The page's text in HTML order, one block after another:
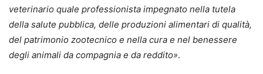
veterinario quale professionista impegnato nella tutela
della salute pubblica, delle produzioni alimentari di qualità,
del patrimonio zootecnico e nella cura e nel benessere
degli animali da compagnia e da reddito».